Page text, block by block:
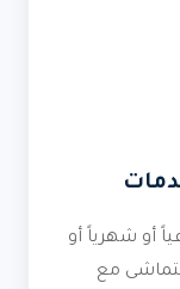
أو شهرياً أو
مع